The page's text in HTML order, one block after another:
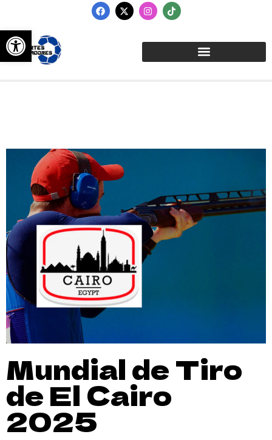
Abrir barra de herramientas
Mundial de Tiro
de El Cairo
2025